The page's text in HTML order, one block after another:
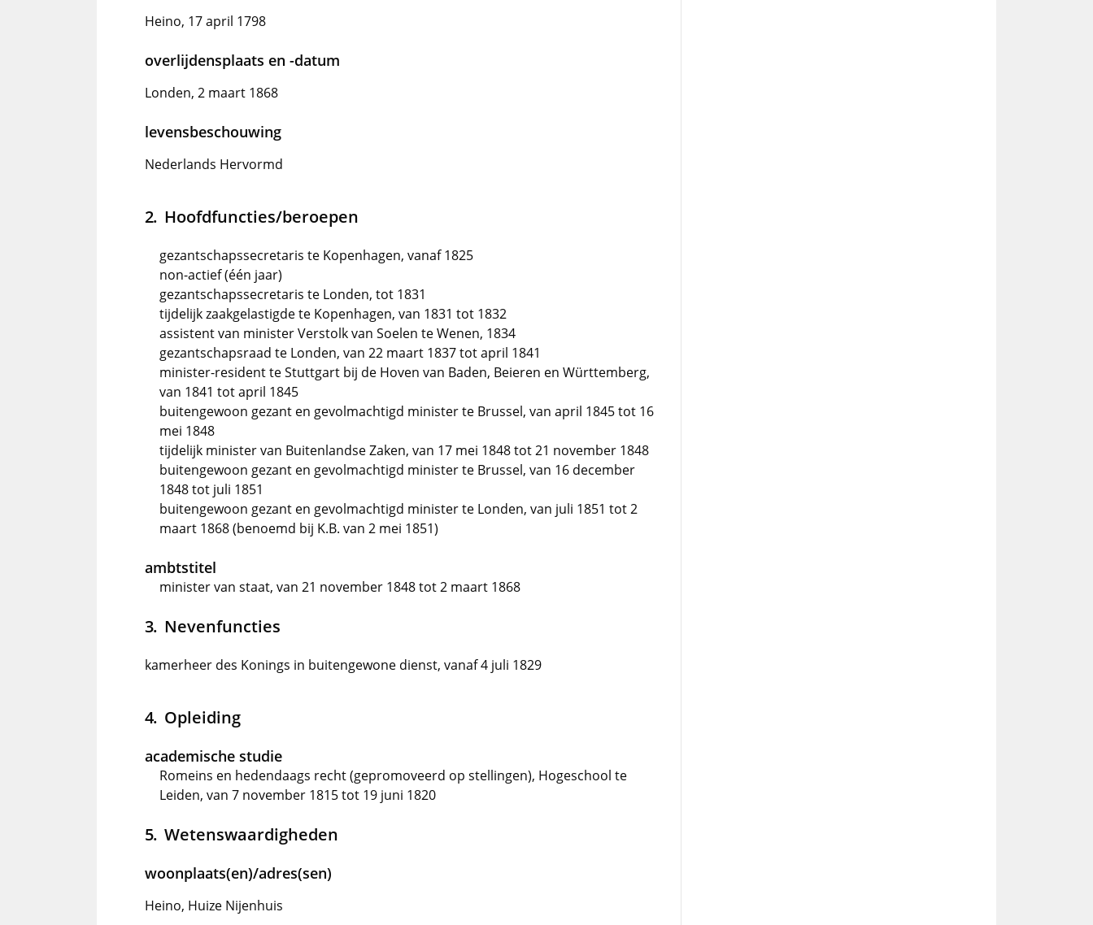
Heino, 17 april 1798
overlijdensplaats en -datum
Londen, 2 maart 1868
levensbeschouwing
Nederlands Hervormd
Hoofdfuncties/beroepen
gezantschapssecretaris te Kopenhagen, vanaf 1825
non-actief (één jaar)
gezantschapssecretaris te Londen, tot 1831
tijdelijk zaakgelastigde te Kopenhagen, van 1831 tot 1832
assistent van minister Verstolk van Soelen te Wenen, 1834
gezantschapsraad te Londen, van 22 maart 1837 tot april 1841
minister-resident te Stuttgart bij de Hoven van Baden, Beieren en Württemberg,
van 1841 tot april 1845
buitengewoon gezant en gevolmachtigd minister te Brussel, van april 1845 tot 16
mei 1848
tijdelijk minister van Buitenlandse Zaken, van 17 mei 1848 tot 21 november 1848
buitengewoon gezant en gevolmachtigd minister te Brussel, van 16 december
1848 tot juli 1851
buitengewoon gezant en gevolmachtigd minister te Londen, van juli 1851 tot 2
maart 1868 (benoemd bij K.B. van 2 mei 1851)
ambtstitel
minister van staat, van 21 november 1848 tot 2 maart 1868
Nevenfuncties
kamerheer des Konings in buitengewone dienst, vanaf 4 juli 1829
Opleiding
academische studie
Romeins en hedendaags recht (gepromoveerd op stellingen), Hogeschool te
Leiden, van 7 november 1815 tot 19 juni 1820
Wetenswaardigheden
woonplaats(en)/adres(sen)
Heino, Huize Nijenhuis